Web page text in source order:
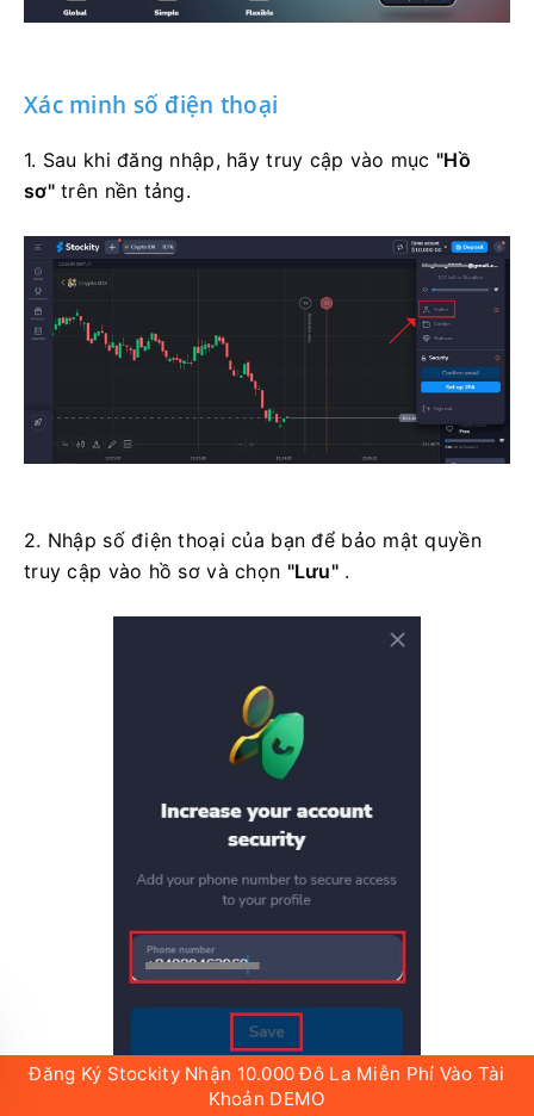
cũng có thể tạo tài khoản bằng địa chỉ email hoặc
Xác minh số điện thoại
1. Sau khi đăng nhập, hãy truy cập vào mục"Hồ
2. Nhập số điện thoại của bạn để bảo mật quyền
"Lưu"
Đăng Ký Stockity Nhận 10.000 Đô La Miễn Phí Vào Tài
Khoản DEMO